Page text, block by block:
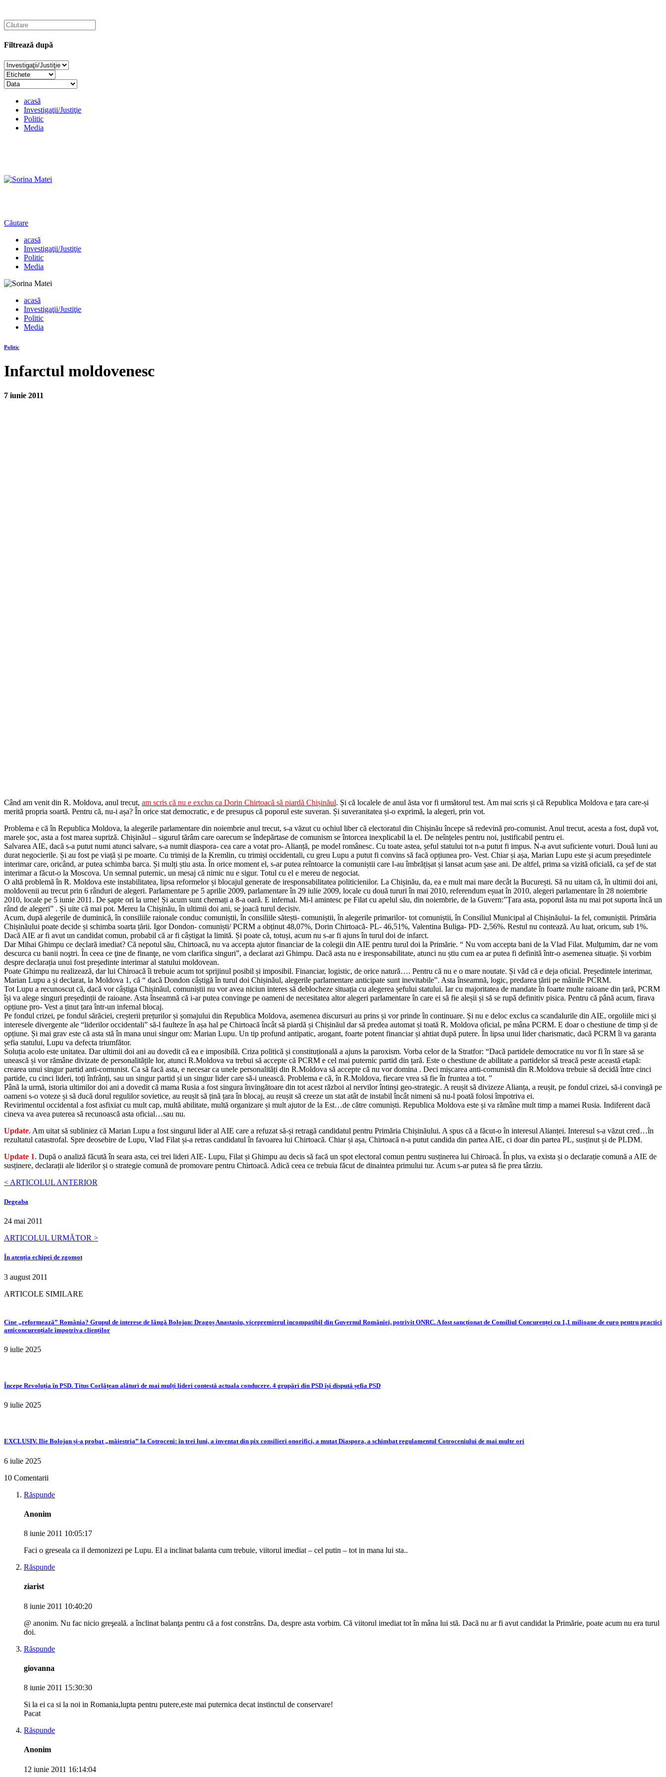
Filtrează după
acasă
Investigaţii/Justiţie
Politic
Media
Căutare
acasă
Investigaţii/Justiţie
Politic
Media
acasă
Investigaţii/Justiţie
Politic
Media
Politic
Infarctul moldovenesc
7 iunie 2011
Când am venit din R. Moldova, anul trecut, am scris că nu e exclus ca Dorin Chirtoacă să piardă Chișinăul. Și că localele de anul ăsta vor fi următorul test. Am mai scris și că Republica Moldova e țara care-și
merită propria soartă. Pentru că, nu-i așa? În orice stat democratic, e de presupus că poporul este suveran. Și suveranitatea și-o exprimă, la alegeri, prin vot.
Problema e că în Republica Moldova, la alegerile parlamentare din noiembrie anul trecut, s-a văzut cu ochiul liber că electoratul din Chișinău începe să redevină pro-comunist. Anul trecut, acesta a fost, după vot,
marele șoc, asta a fost marea supriză. Chișinăul – sigurul tărâm care oarecum se îndepărtase de comunism se întorcea inexplicabil la el. De neînțeles pentru noi, justificabil pentru ei.
Salvarea AIE, dacă s-a putut numi atunci salvare, s-a numit diaspora- cea care a votat pro- Alianță, pe model românesc. Cu toate astea, șeful statului tot n-a putut fi impus. N-a avut suficiente voturi. Două luni au
durat negocierile. Și au fost pe viață și pe moarte. Cu trimiși de la Kremlin, cu trimiși occidentali, cu greu Lupu a putut fi convins să facă opțiunea pro- Vest. Chiar și așa, Marian Lupu este și acum președintele
interimar care, oricând, ar putea schimba barca. Și mulți știu asta. În orice moment el, s-ar putea reîntoarce la comuniștii care l-au îmbrățișat și lansat acum șase ani. De altfel, prima sa vizită oficială, ca șef de stat
interimar a făcut-o la Moscova. Un semnal puternic, un mesaj că nimic nu e sigur. Totul cu el e mereu de negociat.
O altă problemă în R. Moldova este instabilitatea, lipsa reformelor și blocajul generate de iresponsabilitatea politicienilor. La Chișinău, da, ea e mult mai mare decât la București. Să nu uitam că, în ultimii doi ani,
moldovenii au trecut prin 6 rânduri de alegeri. Parlamentare pe 5 aprilie 2009, parlamentare în 29 iulie 2009, locale cu două tururi în mai 2010, referendum eșuat în 2010, alegeri parlamentare în 28 noiembrie
2010, locale pe 5 iunie 2011. De șapte ori la urne! Și acum sunt chemați a 8-a oară. E infernal. Mi-l amintesc pe Filat cu apelul său, din noiembrie, de la Guvern:”Țara asta, poporul ăsta nu mai pot suporta încă un
rând de alegeri” . Și uite că mai pot. Mereu la Chișinău, în ultimii doi ani, se joacă turul decisiv.
Acum, după alegerile de duminică, în consiliile raionale conduc comuniștii, în consiliile sătești- comuniștii, în alegerile primarilor- tot comuniștii, în Consiliul Municipal al Chișinăului- la fel, comuniștii. Primăria
Chișinăului poate decide și schimba soarta țării. Igor Dondon- comuniști/ PCRM a obținut 48,07%, Dorin Chirtoacă- PL- 46,51%, Valentina Buliga- PD- 2,56%. Restul nu contează. Au luat, oricum, sub 1%.
Dacă AIE ar fi avut un candidat comun, probabil că ar fi câștigat la limită. Și poate că, totuși, acum nu s-ar fi ajuns în turul doi de infarct.
Dar Mihai Ghimpu ce declară imediat? Că nepotul său, Chirtoacă, nu va accepta ajutor financiar de la colegii din AIE pentru turul doi la Primărie. “ Nu vom accepta bani de la Vlad Filat. Mulţumim, dar ne vom
descurca cu banii noştri. În ceea ce ţine de finanţe, ne vom clarifica singuri”, a declarat azi Ghimpu. Dacă asta nu e iresponsabilitate, atunci nu știu cum ea ar putea fi definită într-o asemenea situație. Și vorbim
despre declarația unui fost președinte interimar al statului moldovean.
Poate Ghimpu nu realizează, dar lui Chiroacă îi trebuie acum tot sprijinul posibil și imposibil. Financiar, logistic, de orice natură…. Pentru că nu e o mare noutate. Și văd că e deja oficial. Președintele interimar,
Marian Lupu a și declarat, la Moldova 1, că “ dacă Dondon câștigă în turul doi Chișinăul, alegerile parlamentare anticipate sunt inevitabile”. Asta înseamnă, logic, predarea țării pe mâinile PCRM.
Tot Lupu a recunoscut că, dacă vor câștiga Chișinăul, comuniștii nu vor avea niciun interes să deblocheze situația cu alegerea șefului statului. Iar cu majoritatea de mandate în foarte multe raioane din țară, PCRM
își va alege singuri președinții de raioane. Asta înseamnă că i-ar putea convinge pe oameni de necesitatea altor alegeri parlamentare în care ei să fie aleșii și să se rupă definitiv pisica. Pentru că până acum, firava
opțiune pro- Vest a ținut țara într-un infernal blocaj.
Pe fondul crizei, pe fondul sărăciei, creșterii prețurilor și șomajului din Republica Moldova, asemenea discursuri au prins și vor prinde în continuare. Și nu e deloc exclus ca scandalurile din AIE, orgoliile mici și
interesele divergente ale “liderilor occidentali” să-l faulteze în așa hal pe Chirtoacă încât să piardă și Chișinăul dar să predea automat și toată R. Moldova oficial, pe mâna PCRM. E doar o chestiune de timp și de
opțiune. Și mai grav este că asta stă în mana unui singur om: Marian Lupu. Un tip profund antipatic, arogant, foarte potent financiar și ahtiat după putere. În lipsa unui lider charismatic, dacă PCRM îi va garanta
șefia statului, Lupu va defecta triumfător.
Soluția acolo este unitatea. Dar ultimii doi ani au dovedit că ea e imposibilă. Criza politică și constituțională a ajuns la paroxism. Vorba celor de la Stratfor: “Dacă partidele democratice nu vor fi în stare să se
unească și vor rămâne divizate de personalitățile lor, atunci R.Moldova va trebui să accepte că PCRM e cel mai puternic partid din țară. Este o chestiune de abilitate a partidelor să treacă peste această etapă:
crearea unui singur partid anti-comunist. Ca să facă asta, e necesar ca unele personalități din R.Moldova să accepte că nu vor domina . Deci mișcarea anti-comunistă din R.Moldova trebuie să decidă între cinci
partide, cu cinci lideri, toți înfrânți, sau un singur partid și un singur lider care să-i unească. Problema e că, în R.Moldova, fiecare vrea să fie în fruntea a tot. ”
Până la urmă, istoria ultimilor doi ani a dovedit că mama Rusia a fost singura învingătoare din tot acest război al nervilor întinși geo-strategic. A reușit să divizeze Alianța, a reușit, pe fondul crizei, să-i convingă pe
oameni s-o voteze și să ducă dorul regulilor sovietice, au reușit să țină țara în blocaj, au reușit să creeze un stat atât de instabil încât nimeni să nu-l poată folosi împotriva ei.
Revirimentul occidental a fost asfixiat cu mult cap, multă abilitate, multă organizare și mult ajutor de la Est…de către comuniști. Republica Moldova este și va rămâne mult timp a mamei Rusia. Indiferent dacă
cineva va avea puterea să recunoască asta oficial…sau nu.
Update. Am uitat să subliniez că Marian Lupu a fost singurul lider al AIE care a refuzat să-și retragă candidatul pentru Primăria Chișinăului. A spus că a făcut-o în interesul Alianței. Interesul s-a văzut cred…în
rezultatul catastrofal. Spre deosebire de Lupu, Vlad Filat și-a retras candidatul în favoarea lui Chirtoacă. Chiar și așa, Chirtoacă n-a putut candida din partea AIE, ci doar din partea PL, susținut și de PLDM.
Update 1. După o analiză făcută în seara asta, cei trei lideri AIE- Lupu, Filat și Ghimpu au decis să facă un spot electoral comun pentru susținerea lui Chiroacă. În plus, va exista și o declarație comună a AIE de
susținere, declarații ale liderilor și o strategie comună de promovare pentru Chirtoacă. Adică ceea ce trebuia făcut de dinaintea primului tur. Acum s-ar putea să fie prea târziu.
< ARTICOLUL ANTERIOR
Degeaba
24 mai 2011
ARTICOLUL URMĂTOR >
În atenția echipei de zgomot
3 august 2011
ARTICOLE SIMILARE
Cine „reformează” România? Grupul de interese de lângă Bolojan: Dragoș Anastasiu, vicepremierul incompatibil din Guvernul României, potrivit ONRC. A fost sancționat de Consiliul Concurenței cu 1,1 milioane de euro pentru practici
anticoncurențiale împotriva clienților
9 iulie 2025
Începe Revoluția în PSD. Titus Corlățean alături de mai mulți lideri contestă actuala conducere. 4 grupări din PSD își dispută șefia PSD
9 iulie 2025
EXCLUSIV. Ilie Bolojan și-a probat „măiestria” la Cotroceni: în trei luni, a inventat din pix consilieri onorifici, a mutat Diaspora, a schimbat regulamentul Cotroceniului de mai multe ori
6 iulie 2025
10 Comentarii
Răspunde
Anonim
8 iunie 2011 10:05:17
Faci o greseala ca il demonizezi pe Lupu. El a inclinat balanta cum trebuie, viitorul imediat – cel putin – tot in mana lui sta..
Răspunde
ziarist
8 iunie 2011 10:40:20
@ anonim. Nu fac nicio greşeală. a înclinat balanţa pentru că a fost constrâns. Da, despre asta vorbim. Că viitorul imediat tot în mâna lui stă. Dacă nu ar fi avut candidat la Primărie, poate acum nu era turul
doi.
Răspunde
giovanna
8 iunie 2011 15:30:30
Si la ei ca si la noi in Romania,lupta pentru putere,este mai puternica decat instinctul de conservare!
Pacat
Răspunde
Anonim
12 iunie 2011 16:14:04